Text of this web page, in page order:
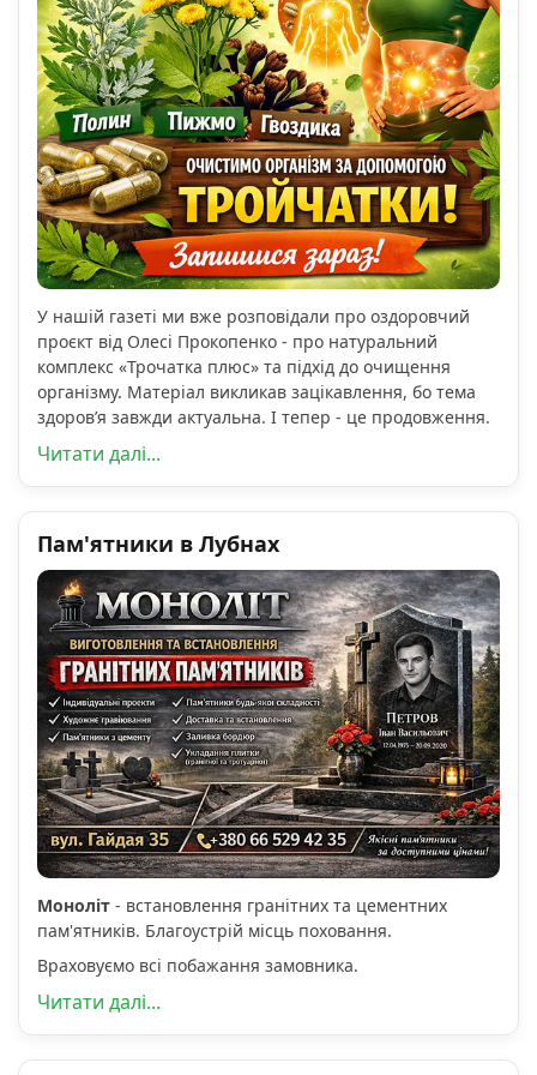
У нашій газеті ми вже розповідали про оздоровчий
проєкт від Олесі Прокопенко - про натуральний
комплекс «Трочатка плюс» та підхід до очищення
організму. Матеріал викликав зацікавлення, бо тема
здоров’я завжди актуальна. І тепер - це продовження.
Читати далі...
Пам'ятники в Лубнах
Моноліт - встановлення гранітних та цементних
пам'ятників. Благоустрій місць поховання.
Враховуємо всі побажання замовника.
Читати далі...